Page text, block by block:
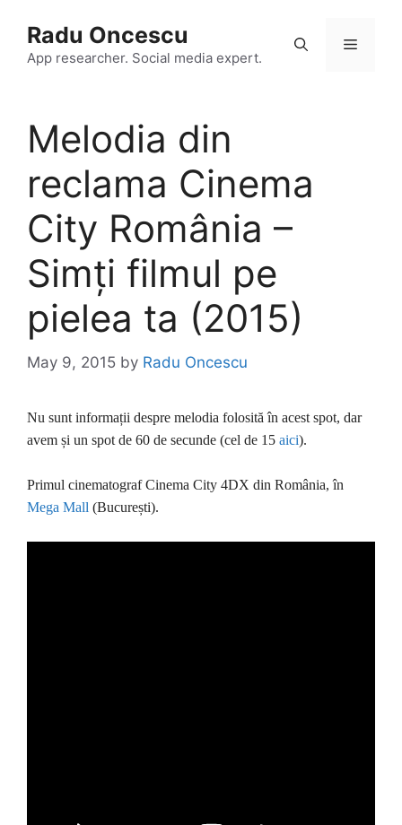
content
Radu Oncescu
App researcher. Social media expert.
Menu
Melodia din
reclama Cinema
City România –
Simți filmul pe
pielea ta (2015)
May 9, 2015 by Radu Oncescu
Nu sunt informații despre melodia folosită în acest spot, dar
avem și un spot de 60 de secunde (cel de 15 aici).
Primul cinematograf Cinema City 4DX din România, în
Mega Mall (București).